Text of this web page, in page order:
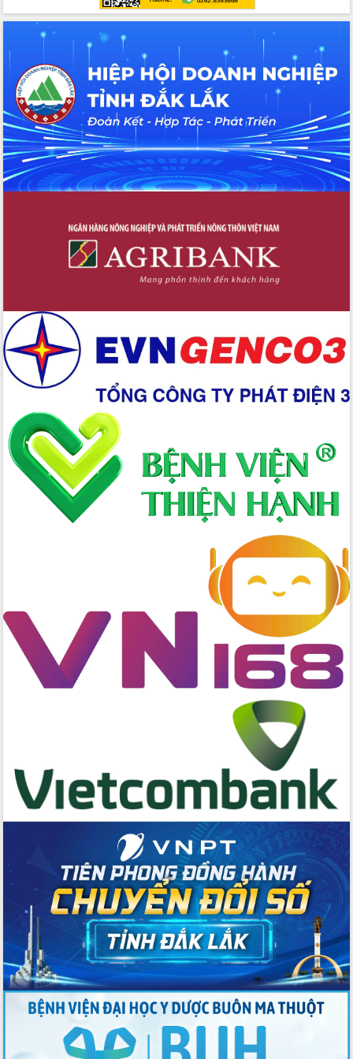
Chuyển đổi số 'mở đường' cho nông
nghiệp Đắk Lắk tăng trưởng bứt phá
Triển khai đồng bộ đo đạc, lập hồ sơ
địa chính, hoàn thiện cơ sở dữ liệu đất
đai
Ứng dụng sinh trắc học - Bước tiến
trong hành trình chuyển đổi số tại Đắk
Lắk
Đắk Lắk nâng cao hiệu quả công tác
Đảng từ Sổ tay đảng viên điện tử
Đắk Lắk đẩy mạnh nuôi biển công
nghệ, hướng tới phát triển thủy sản
Tập huấn nâng cao năng lực triển khai
chuyển đổi số cho cán bộ, công chức
Đắk Lắk phát động hưởng ứng Ngày
2026
Đẩy mạnh cải cách hành chính, quyết
tâm đạt được mục tiêu tăng trưởng
hai con số trong năm 2026
Tổ chức trang trọng Lễ hội Đền thờ
Lương Văn Chánh năm 2026
Phó Bí thư Tỉnh ủy Đắk Lắk Đỗ Hữu
Huy giữ chức Bí thư Đảng ủy Ủy Ban
Nhân dân tỉnh
Bệnh án điện tử thúc đẩy chuyển đổi
số y tế tại Đắk Lắk
Chuyển đổi số thư viện: Mở rộng
không gian tri thức trong thời đại số
Bầu cử Quốc hội và HĐND: Cử tri Đắk
Lắk gửi gắm niềm tin, kỳ vọng vào lá
phiếu
Đắk Lắk sẵn sàng các điều kiện cho
Ngày hội bầu cử đại biểu Quốc hội
khóa XVI và HĐND các cấp nhiệm kỳ
Thủ tướng Chính phủ Phạm Minh Chính
kiểm tra, chỉ đạo hoàn thành các dự
án cao tốc và thăm khu tái định cư tại
Sôi nổi Hội đua ngựa truyền thống Gò
Thì Thùng mừng Xuân Bính Ngọ 2026
Lãnh đạo tỉnh dâng hương tưởng niệm
tại Đập Đồng Cam đầu Xuân Bính Ngọ
Ngành nông nghiệp phấn đấu tăng
trưởng đạt 5,86% trong năm 2026
UBND tỉnh Đắk Lắk triển khai công tác
quốc phòng, quân sự địa phương năm
2026
Đắk Lắk tập trung toàn lực khắc phục
tồn tại IUU, sẵn sàng làm việc với
Đoàn thanh tra EC
Chủ tịch UBND tỉnh Tạ Anh Tuấn thăm,